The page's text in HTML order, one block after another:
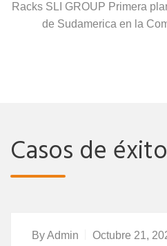
Racks SLI GROUP Primera
de Sudamerica en la
Casos de éxito
ByAdmin Octubre 21,